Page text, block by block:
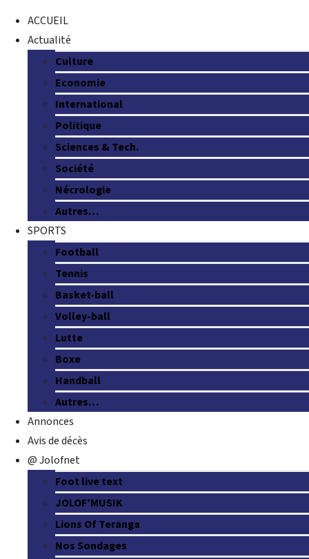
ACCUEIL
Actualité
Culture
Economie
International
Politique
Sciences & Tech.
Société
Nécrologie
Autres…
SPORTS
Football
Tennis
Basket-ball
Volley-ball
Lutte
Boxe
Handball
Autres…
Annonces
Avis de décès
@ Jolofnet
Foot live text
JOLOF’MUSIK
Lions Of Teranga
Nos Sondages